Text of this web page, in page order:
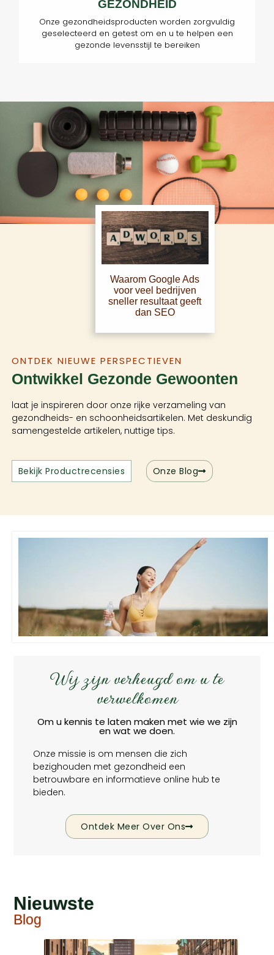
GEZONDHEID
Onze gezondheidsproducten worden zorgvuldig
geselecteerd en getest om en u te helpen een
gezonde levensstijl te bereiken
ONTDEK NIEUWE PERSPECTIEVEN
Ontwikkel Gezonde Gewoonten
laat je inspireren door onze rijke verzameling van
gezondheids- en schoonheidsartikelen. Met deskundig
samengestelde artikelen, nuttige tips.
Bekijk Productrecensies Onze Blog
Waarom Google Ads
voor veel bedrijven
sneller resultaat geeft
dan SEO
Wij zijn verheugd om u te
verwelkomen
Om u kennis te laten maken met wie we zijn
en wat we doen.
Onze missie is om mensen die zich
bezighouden met gezondheid een
betrouwbare en informatieve online hub te
bieden.
Ontdek Meer Over Ons
Nieuwste
Blog​